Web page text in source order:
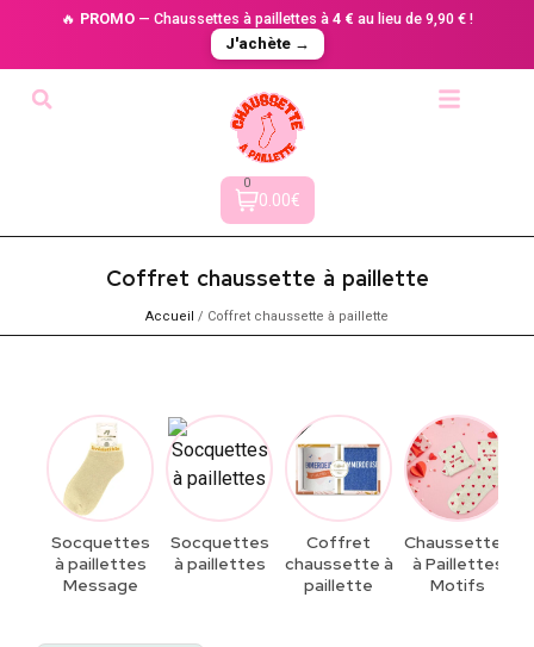
🔥 PROMO — Chaussettes à paillettes à 4 € au lieu de 9,90 € !
J'achète →
0
0.00€
Coffret chaussette à paillette
Accueil / Coffret chaussette à paillette
Socquettes
à paillettes
Message
Socquettes
à paillettes
Coffret
chaussette à
paillette
Chaussettes
à Paillette​s
Motifs